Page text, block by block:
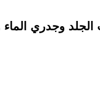
وجدري الماء